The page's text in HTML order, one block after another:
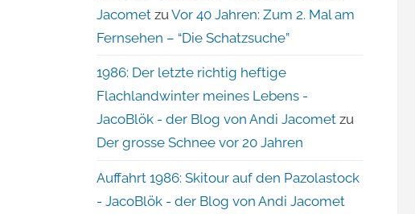
Jacomet zu Vor 40 Jahren: Zum 2. Mal am
Fernsehen – “Die Schatzsuche”
1986: Der letzte richtig heftige
Flachlandwinter meines Lebens -
JacoBlök - der Blog von Andi Jacomet zu
Der grosse Schnee vor 20 Jahren
Auffahrt 1986: Skitour auf den Pazolastock
- JacoBlök - der Blog von Andi Jacomet